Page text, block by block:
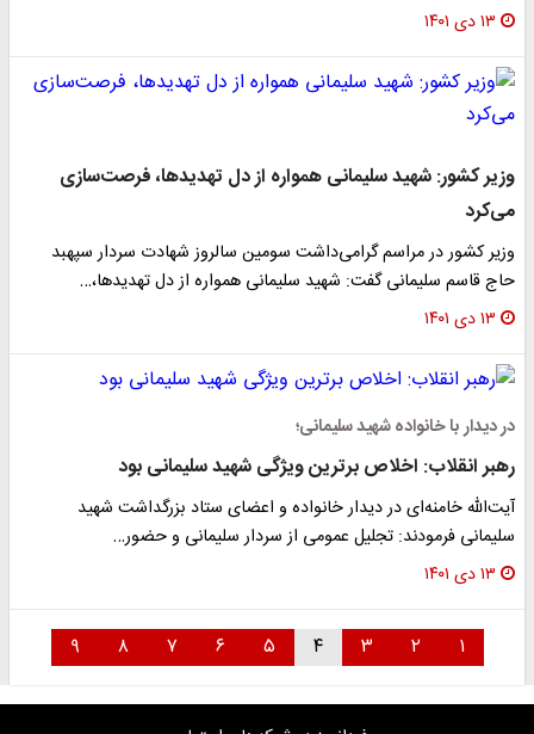
۱۳ دی ۱۴۰۱
وزیر کشور: شهید سلیمانی همواره از دل تهدیدها، فرصت‌سازی
می‌کرد
وزیر کشور در مراسم گرامی‌داشت سومین سالروز شهادت سردار سپهبد
حاج قاسم سلیمانی گفت: شهید سلیمانی همواره از دل تهدیدها،…
۱۳ دی ۱۴۰۱
در دیدار با خانواده شهید سلیمانی؛
رهبر انقلاب: اخلاص برترین ویژگی شهید سلیمانی بود
آیت‌الله خامنه‌ای در دیدار خانواده و اعضای ستاد بزرگداشت شهید
سلیمانی فرمودند: تجلیل عمومی از سردار سلیمانی و حضور…
۱۳ دی ۱۴۰۱
۱ ۲ ۳ ۴ ۵ ۶ ۷ ۸ ۹